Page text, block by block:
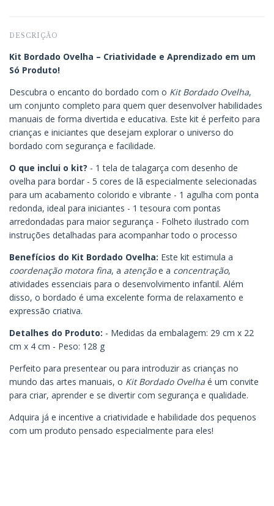
DESCRIÇÃO
Kit Bordado Ovelha – Criatividade e Aprendizado em um
Só Produto!
Descubra o encanto do bordado com o Kit Bordado Ovelha,
um conjunto completo para quem quer desenvolver habilidades
manuais de forma divertida e educativa. Este kit é perfeito para
crianças e iniciantes que desejam explorar o universo do
bordado com segurança e facilidade.
O que inclui o kit? - 1 tela de talagarça com desenho de
ovelha para bordar - 5 cores de lã especialmente selecionadas
para um acabamento colorido e vibrante - 1 agulha com ponta
redonda, ideal para iniciantes - 1 tesoura com pontas
arredondadas para maior segurança - Folheto ilustrado com
instruções detalhadas para acompanhar todo o processo
Benefícios do Kit Bordado Ovelha: Este kit estimula a
coordenação motora fina, a atençãoe a concentração,
atividades essenciais para o desenvolvimento infantil. Além
disso, o bordado é uma excelente forma de relaxamento e
expressão criativa.
Detalhes do Produto: - Medidas da embalagem: 29 cm x 22
cm x 4 cm - Peso: 128 g
Perfeito para presentear ou para introduzir as crianças no
mundo das artes manuais, o Kit Bordado Ovelha é um convite
para criar, aprender e se divertir com segurança e qualidade.
Adquira já e incentive a criatividade e habilidade dos pequenos
com um produto pensado especialmente para eles!